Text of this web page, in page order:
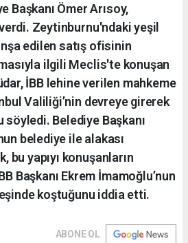
Başkanı Ömer Arısoy,
Zeytinburnu'ndaki yeşil
edilen satış ofisinin
ilgili Meclis'te konuşan
İBB lehine verilen mahkeme
Valiliği’nin devreye girerek
söyledi. Belediye Başkanı
belediye ile alakası
bu yapıyı konuşanların
Başkanı Ekrem İmamoğlu’nun
koştuğunu iddia etti.
ABONE OL